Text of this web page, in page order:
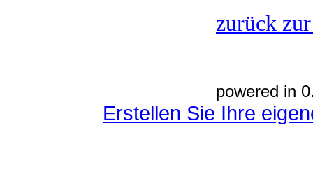
zurück
powered in
Erstellen Sie Ihre